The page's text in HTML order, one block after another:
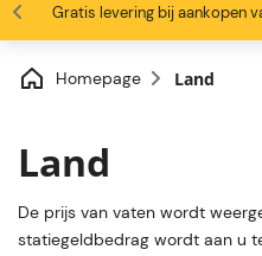
Gratis levering bij aankopen
Profiteer van -
Bierliefhebbers zijn dol
Homepage Land
Land
De prijs van vaten wordt
statiegeldbedrag wordt aan u